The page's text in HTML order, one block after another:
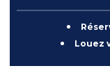
Louez